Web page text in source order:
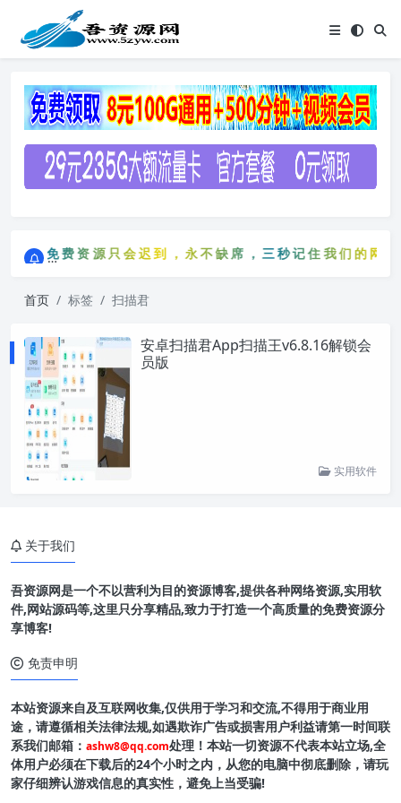
免费资源只会迟到，永不缺席，三秒记住我们的网
免费资源只会迟到，永不缺席，三秒记住我们
首页 标签 扫描君
安卓扫描君App扫描王v6.8.16解锁会
员版
实用软件
关于我们
吾资源网是一个不以营利为目的资源博客,提供各种网络资源,实用软
件,网站源码等,这里只分享精品,致力于打造一个高质量的免费资源分
享博客!
免责申明
本站资源来自及互联网收集,仅供用于学习和交流,不得用于商业用
途，请遵循相关法律法规,如遇欺诈广告或损害用户利益请第一时间联
系我们邮箱： ashw8@qq.com处理！本站一切资源不代表本站立场,全
体用户必须在下载后的24个小时之内，从您的电脑中彻底删除，请玩
家仔细辨认游戏信息的真实性，避免上当受骗!